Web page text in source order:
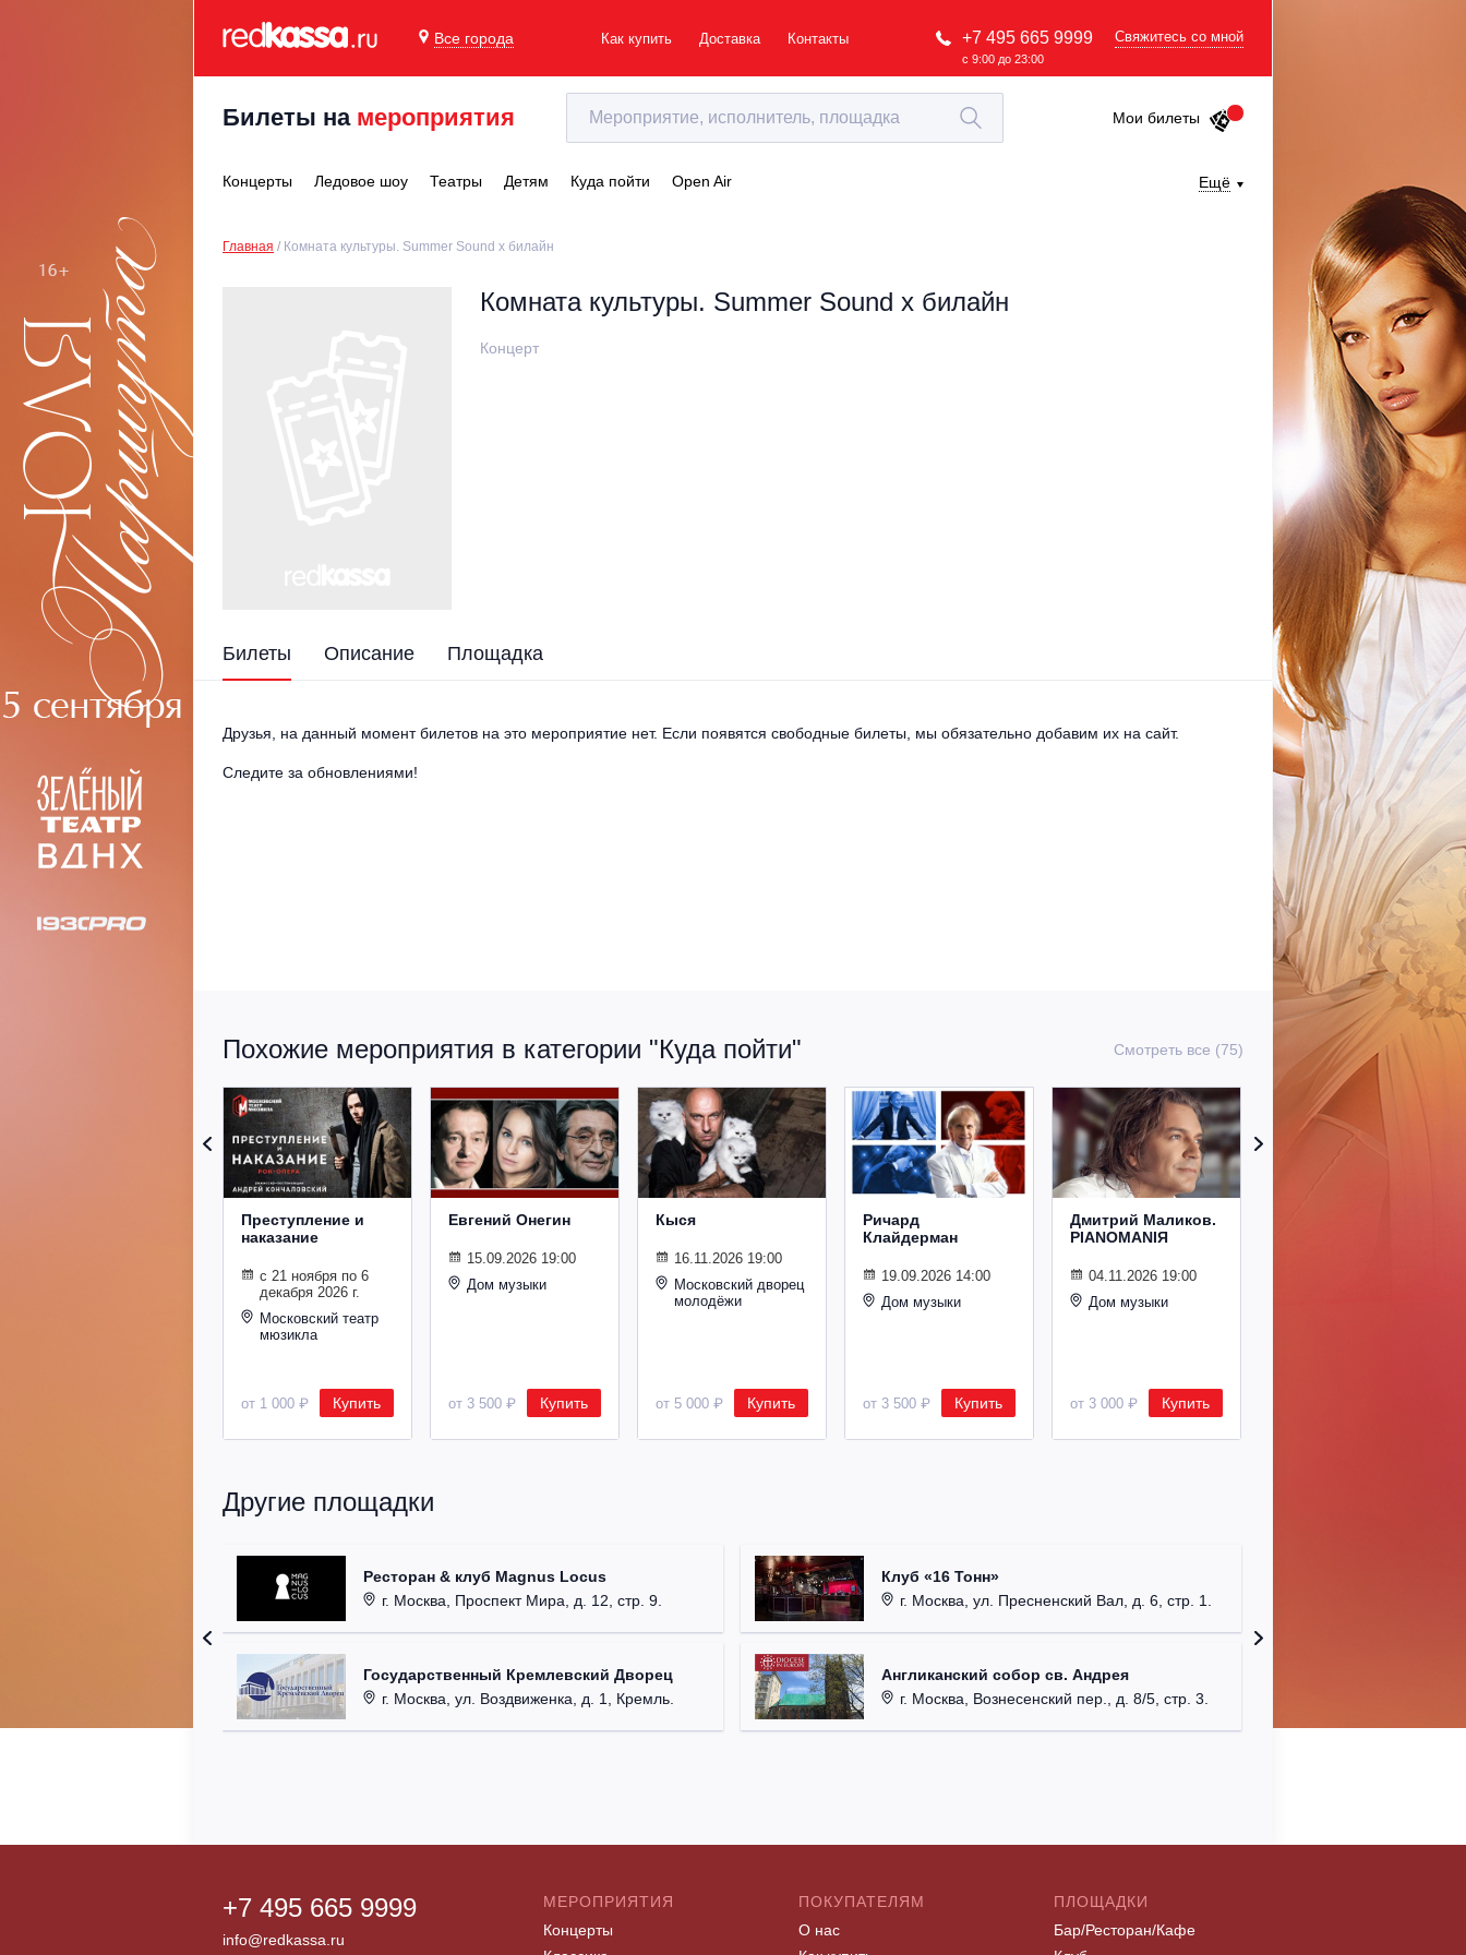
Все города Как купить Доставка Контакты +7 495 665 9999
с 9:00 до 23:00
Свяжитесь со мной
Билеты на мероприятия Мои билеты
Концерты Ледовое шоу Театры Детям Куда пойти Open Air Ещё
Главная Комната культуры. Summer Sound х билайн
Комната культуры. Summer Sound х билайн
Концерт
Билеты Описание Площадка
Друзья, на данный момент билетов на это мероприятие нет. Если появятся свободные билеты, мы обязательно добавим их на сайт.
Следите за обновлениями!
Похожие мероприятия в категории "Куда пойти" Смотреть все (75)
Преступление и
наказание
с 21 ноября по 6
декабря 2026 г.
Московский театр
мюзикла
от 1 000 ₽ Купить
Евгений Онегин
15.09.2026 19:00
Дом музыки
от 3 500 ₽ Купить
Кыся
16.11.2026 19:00
Московский дворец
молодёжи
от 5 000 ₽ Купить
Ричард
Клайдерман
19.09.2026 14:00
Дом музыки
от 3 500 ₽ Купить
Дмитрий Маликов.
PIANOMANIЯ
04.11.2026 19:00
Дом музыки
от 3 000 ₽ Купить
Другие площадки
Ресторан & клуб Magnus Locus
г. Москва, Проспект Мира, д. 12, стр. 9.
Государственный Кремлевский Дворец
г. Москва, ул. Воздвиженка, д. 1, Кремль.
Клуб «16 Тонн»
г. Москва, ул. Пресненский Вал, д. 6, стр. 1.
Англиканский собор св. Андрея
г. Москва, Вознесенский пер., д. 8/5, стр. 3.
+7 495 665 9999
info@redkassa.ru
МЕРОПРИЯТИЯ
Концерты
ПОКУПАТЕЛЯМ
О нас
ПЛОЩАДКИ
Бар/Ресторан/Кафе